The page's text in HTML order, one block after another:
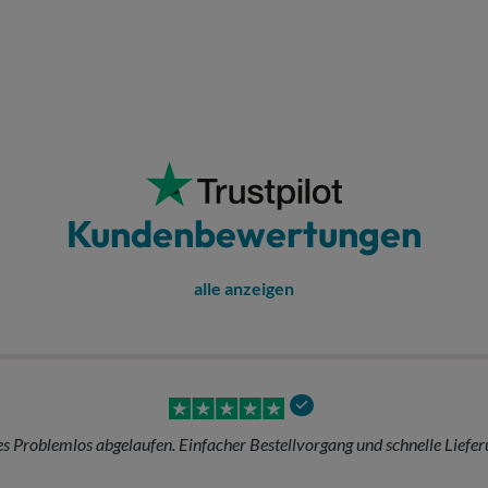
Kundenbewertungen
alle anzeigen
telefonische Beratung. Super Produkte und sehr schneller Versand.